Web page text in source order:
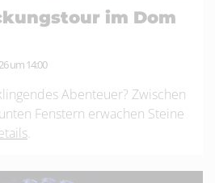
im Dom
um 14:00
Abenteuer? Zwischen
Fenstern erwachen Steine
.